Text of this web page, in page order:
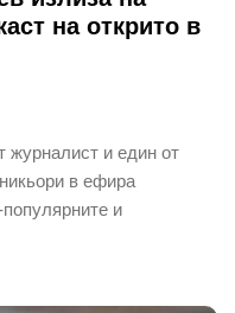
на открито в
и един от
в ефира
и